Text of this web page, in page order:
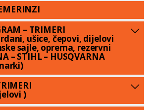
– TRIMERI
ušice, čepovi, dijelovi
sajle, oprema, rezervni
– STIHL – HUSQVARNA
)